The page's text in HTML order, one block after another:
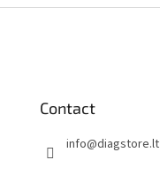
Contact
info@diagstore.lt